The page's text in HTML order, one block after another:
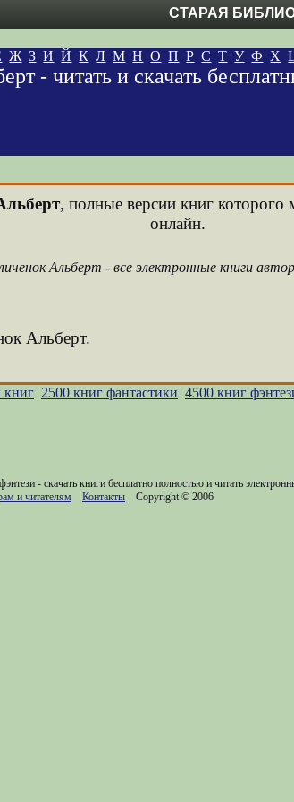
СТАРАЯ
Ж З И Й К Л М Н О П Р С Т У Ф Х
- читать и скачать
, полные версии книг которого
онлайн.
Альберт - все электронные книги
Альберт.
книг 2500 книг фантастики 4500 книг
- скачать книги бесплатно полностью и читать
и читателям
Контакты Copyright © 2006